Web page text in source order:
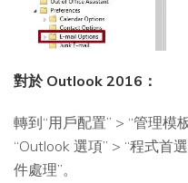
對於 Outlook 2016：
轉到“用戶配置” > “管理模
“Outlook 選項” > “程式首
件處理”。